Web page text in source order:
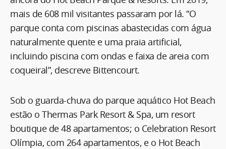
mais de 608 mil visitantes passaram por lá. “O
parque conta com piscinas abastecidas com água
naturalmente quente e uma praia artificial,
incluindo piscina com ondas e faixa de areia com
coqueiral”, descreve Bittencourt.
Sob o guarda-chuva do parque aquático Hot Beach
estão o Thermas Park Resort & Spa, um resort
boutique de 48 apartamentos; o Celebration Resort
Olímpia, com 264 apartamentos, e o Hot Beach